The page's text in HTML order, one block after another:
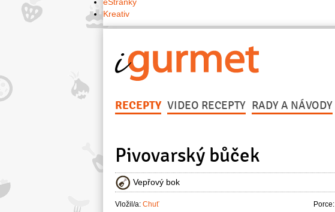
Kreativ
RECEPTY VIDEO RECEPTY RADY A NÁVODY
Pivovarský bůček
Vepřový bok
Vložil/a: Chuť Porce: